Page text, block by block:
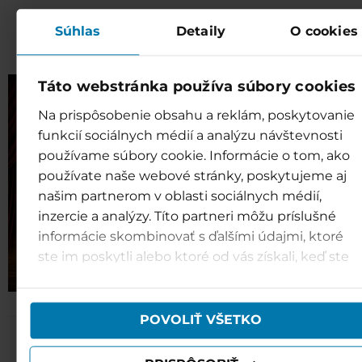
Súhlas Detaily O cookies
Táto webstránka používa súbory cookies
Na prispôsobenie obsahu a reklám, poskytovanie
funkcií sociálnych médií a analýzu návštevnosti
používame súbory cookie. Informácie o tom, ako
používate naše webové stránky, poskytujeme aj
našim partnerom v oblasti sociálnych médií,
inzercie a analýzy. Títo partneri môžu príslušné
informácie skombinovať s ďalšími údajmi, ktoré
ste im poskytli alebo ktoré od vás získali, keď ste
POVOLIŤ VŠETKO
Porota